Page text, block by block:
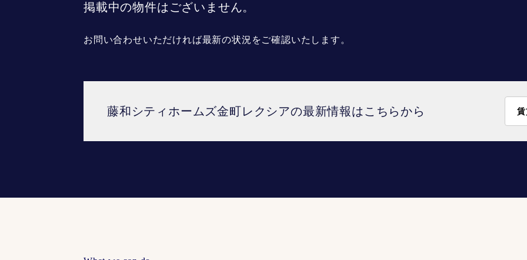
掲載中の物件はございません。
お問い合わせいただければ最新の状況をご確認いたします。
藤和シティホームズ金町レクシアの最新情報はこちらから